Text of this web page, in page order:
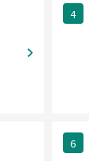
4
6